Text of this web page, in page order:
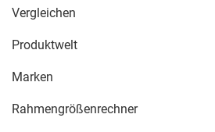
Vergleichen
Produktwelt
Marken
Rahmengrößenrechner